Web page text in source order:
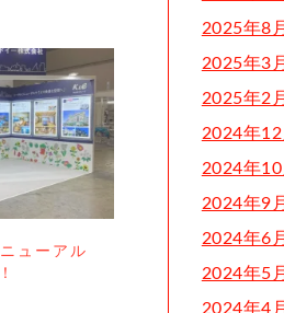
ニューアル
2025年8月
2025年3月
2025年2月
2024年12
2024年10
2024年9月
2024年6月
2024年5月
2024年4月